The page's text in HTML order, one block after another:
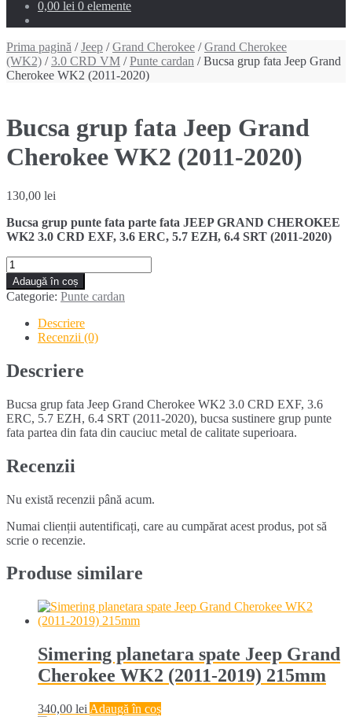
0,00 lei 0 elemente
Prima pagină /Jeep /Grand Cherokee /Grand Cherokee
(WK2) /3.0 CRD VM /Punte cardan / Bucsa grup fata Jeep Grand
Cherokee WK2 (2011-2020)
Bucsa grup fata Jeep Grand
Cherokee WK2 (2011-2020)
130,00 lei
Bucsa grup punte fata parte fata JEEP GRAND CHEROKEE
WK2 3.0 CRD EXF, 3.6 ERC, 5.7 EZH, 6.4 SRT (2011-2020)
Cantitate
Bucsa
grup
fata
Jeep
Grand
Cherokee
WK2
(2011-
Adaugă în coș
Categorie: Punte cardan
Descriere
Recenzii (0)
Descriere
Bucsa grup fata Jeep Grand Cherokee WK2 3.0 CRD EXF, 3.6
ERC, 5.7 EZH, 6.4 SRT (2011-2020), bucsa sustinere grup punte
fata partea din fata din cauciuc metal de calitate superioara.
Recenzii
Nu există recenzii până acum.
Numai clienții autentificați, care au cumpărat acest produs, pot să
scrie o recenzie.
Produse similare
Simering planetara spate Jeep Grand
Cherokee WK2 (2011-2019) 215mm
340,00 lei Adaugă în coș